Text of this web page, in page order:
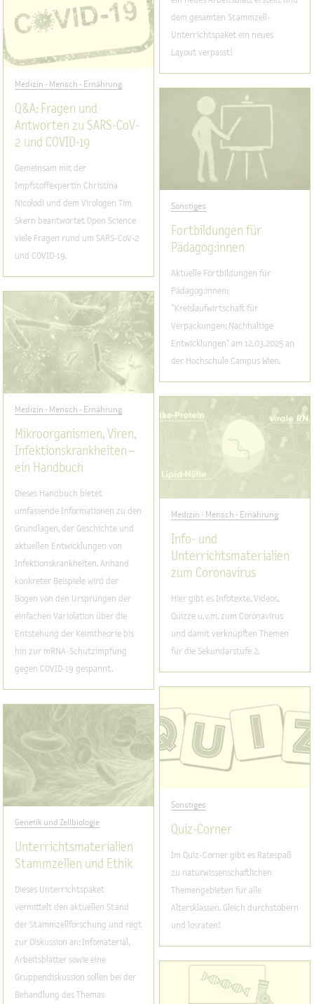
dem gesamten Stammzell-
Unterrichtspaket ein neues
Layout verpasst!
Medizin - Mensch - Ernährung
Q&A: Fragen und
Antworten zu SARS-CoV-
2 und COVID-19
Gemeinsam mit der
Impfstoffexpertin Christina
Nicolodi und dem Virologen Tim
Skern beantwortet Open Science
viele Fragen rund um SARS-CoV-2
und COVID-19.
Sonstiges
Fortbildungen für
Pädagog:innen
Aktuelle Fortbildungen für
Pädagog:innen:
"Kreislaufwirtschaft für
Verpackungen: Nachhaltige
Entwicklungen" am 12.03.2025 an
der Hochschule Campus Wien.
Medizin - Mensch - Ernährung
Mikroorganismen, Viren,
Infektionskrankheiten –
ein Handbuch
Dieses Handbuch bietet
umfassende Informationen zu den
Grundlagen, der Geschichte und
aktuellen Entwicklungen von
Infektionskrankheiten. Anhand
konkreter Beispiele wird der
Bogen von den Ursprüngen der
einfachen Variolation über die
Entstehung der Keimtheorie bis
hin zur mRNA-Schutzimpfung
gegen COVID-19 gespannt.
Medizin - Mensch - Ernährung
Info- und
Unterrichtsmaterialien
zum Coronavirus
Hier gibt es Infotexte, Videos,
Quizze u.v.m. zum Coronavirus
und damit verknüpften Themen
für die Sekundarstufe 2.
Sonstiges
Quiz-Corner
Im Quiz-Corner gibt es Ratespaß
zu naturwissenschaftlichen
Themengebieten für alle
Altersklassen. Gleich durchstöbern
und losraten!
Genetik und Zellbiologie
Unterrichtsmaterialien
Stammzellen und Ethik
Dieses Unterrichtspaket
vermittelt den aktuellen Stand
der Stammzellforschung und regt
zur Diskussion an: Infomaterial,
Arbeitsblätter sowie eine
Gruppendiskussion sollen bei der
Behandlung des Themas